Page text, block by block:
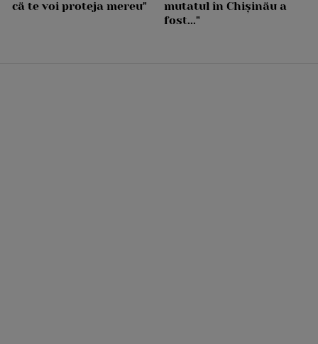
că te voi proteja mereu"
mutatul în Chișinău a
fost..."